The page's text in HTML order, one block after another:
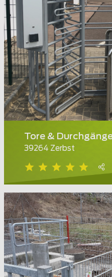
Tore &
39264 Zerbst